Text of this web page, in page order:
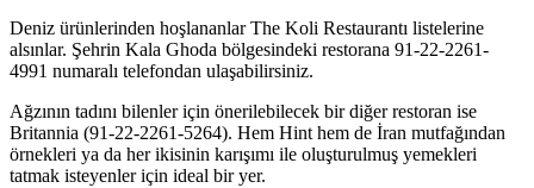
Deniz ürünlerinden hoşlananlar The Koli Restaurantı listelerine
alsınlar. Şehrin Kala Ghoda bölgesindeki restorana 91-22-2261-
4991 numaralı telefondan ulaşabilirsiniz.
Ağzının tadını bilenler için önerilebilecek bir diğer restoran ise
Britannia (91-22-2261-5264). Hem Hint hem de İran mutfağından
örnekleri ya da her ikisinin karışımı ile oluşturulmuş yemekleri
tatmak isteyenler için ideal bir yer.